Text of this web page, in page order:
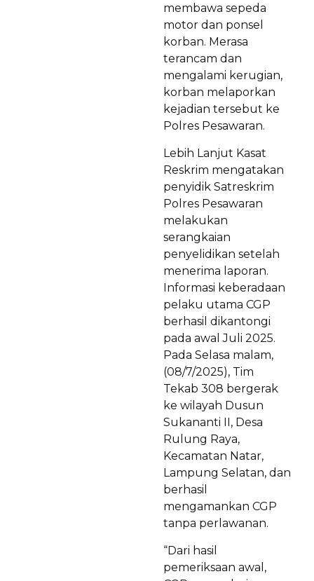
membawa sepeda
motor dan ponsel
korban. Merasa
terancam dan
mengalami kerugian,
korban melaporkan
kejadian tersebut ke
Polres Pesawaran.
Lebih Lanjut Kasat
Reskrim mengatakan
penyidik Satreskrim
Polres Pesawaran
melakukan
serangkaian
penyelidikan setelah
menerima laporan.
Informasi keberadaan
pelaku utama CGP
berhasil dikantongi
pada awal Juli 2025.
Pada Selasa malam,
(08/7/2025), Tim
Tekab 308 bergerak
ke wilayah Dusun
Sukananti II, Desa
Rulung Raya,
Kecamatan Natar,
Lampung Selatan, dan
berhasil
mengamankan CGP
tanpa perlawanan.
“Dari hasil
pemeriksaan awal,